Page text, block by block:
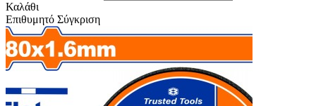
Καλάθι
Επιθυμητό Σύγκριση